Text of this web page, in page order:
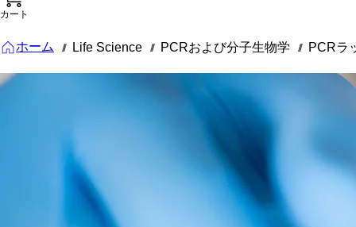
カート
ホーム /// Life Science /// PCRおよび分子生物学 /// PCRラ